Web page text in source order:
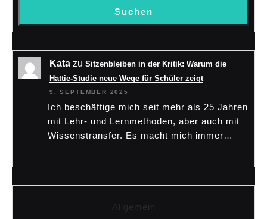
Suchen
Kata zu Sitzenbleiben in der Kritik: Warum die
Hattie-Studie neue Wege für Schüler zeigt
9. SEPTEMBER 2025
Ich beschäftige mich seit mehr als 25 Jahren
mit Lehr- und Lernmethoden, aber auch mit
Wissenstransfer. Es macht mich immer…
Allgemein